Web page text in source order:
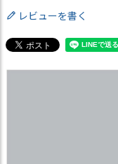
レビューを書く